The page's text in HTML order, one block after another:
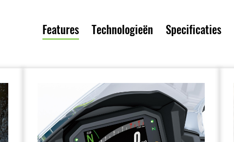
Features Technologieën Specificaties